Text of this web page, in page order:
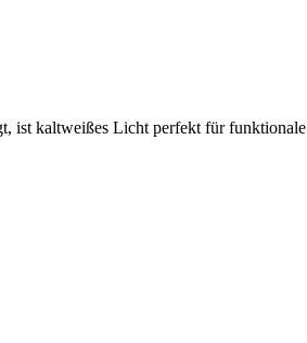
ist kaltweißes Licht perfekt für